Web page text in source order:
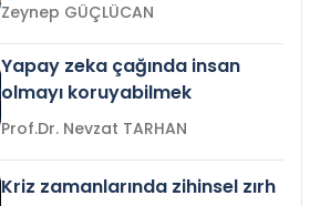
Zeynep GÜÇLÜCAN
Yapay zeka çağında insan
olmayı koruyabilmek
Prof.Dr. Nevzat TARHAN
Kriz zamanlarında zihinsel zırh